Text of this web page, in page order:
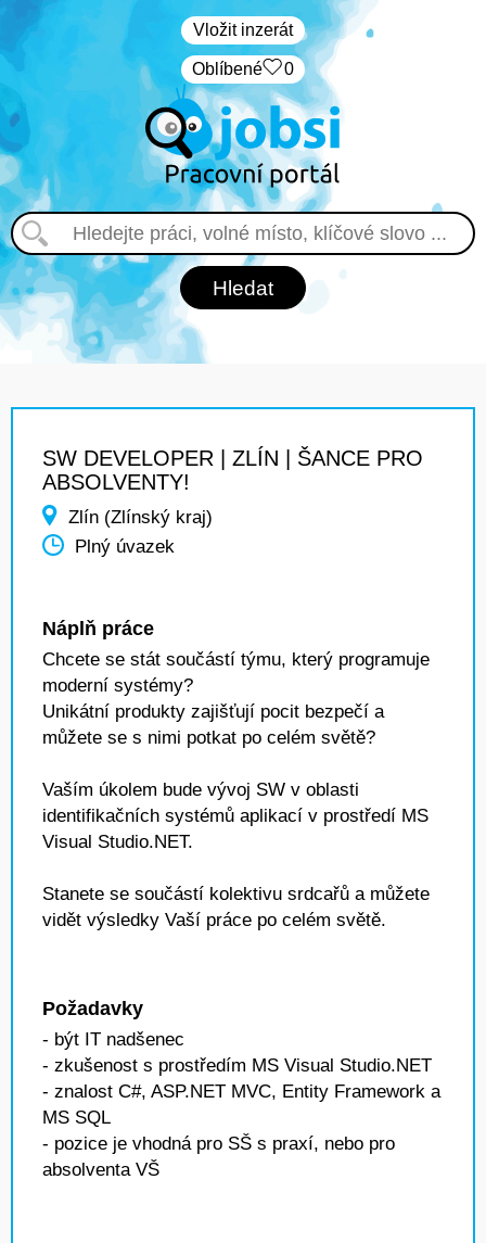
Vložit inzerát
Oblíbené 0
SW DEVELOPER | ZLÍN | ŠANCE PRO
ABSOLVENTY!
Zlín (Zlínský kraj)
Plný úvazek
Náplň práce
Chcete se stát součástí týmu, který programuje
moderní systémy?
Unikátní produkty zajišťují pocit bezpečí a
můžete se s nimi potkat po celém světě?
Vaším úkolem bude vývoj SW v oblasti
identifikačních systémů aplikací v prostředí MS
Visual Studio.NET.
Stanete se součástí kolektivu srdcařů a můžete
vidět výsledky Vaší práce po celém světě.
Požadavky
- být IT nadšenec
- zkušenost s prostředím MS Visual Studio.NET
- znalost C#, ASP.NET MVC, Entity Framework a
MS SQL
- pozice je vhodná pro SŠ s praxí, nebo pro
absolventa VŠ